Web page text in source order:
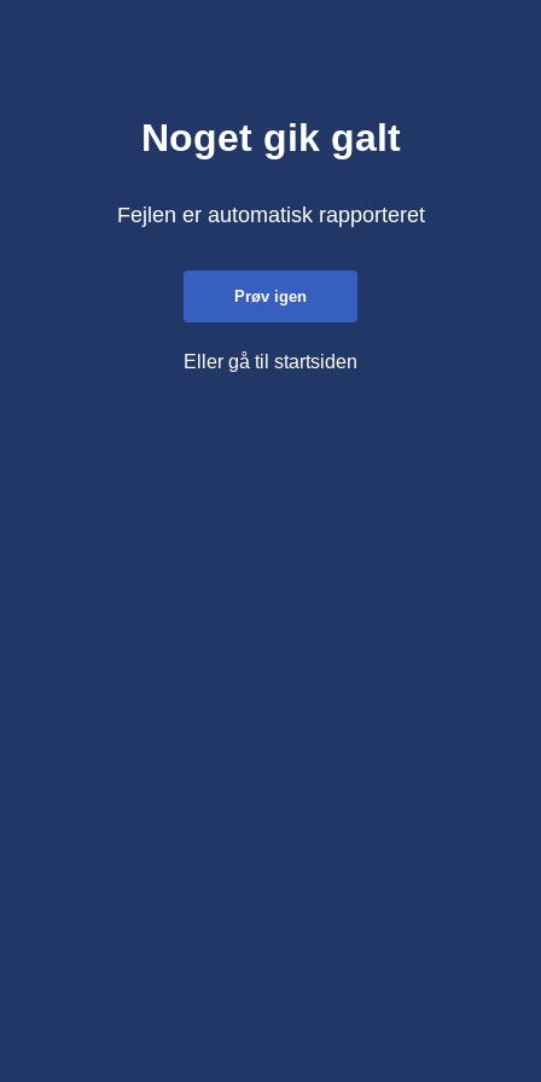
Noget gik galt
Fejlen er automatisk rapporteret
Prøv igen
Eller gå til startsiden